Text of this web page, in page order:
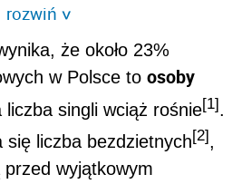
rozwiń>
że około 23%
w Polsce to osoby
liczba singli wciąż rośnie[1]
się liczba bezdzietnych[2] ,
wyjątkowym